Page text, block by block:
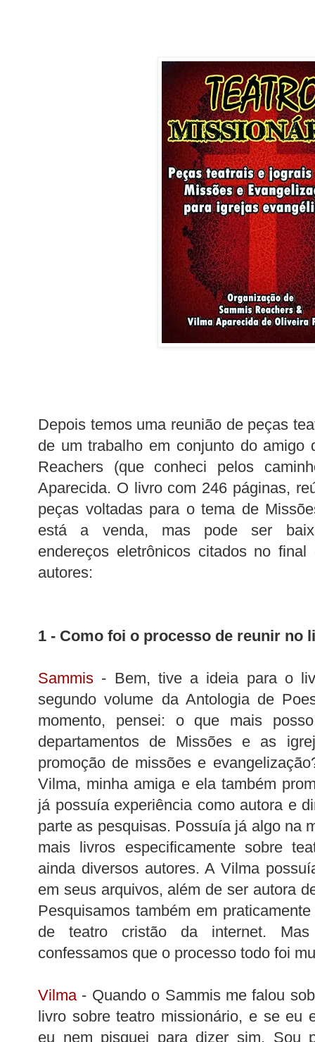
Depois temos uma reunião de peças
de um trabalho em conjunto do amigo
Reachers (que conheci pelos
Aparecida. O livro com 246 páginas,
peças voltadas para o tema de
está a venda, mas pode ser
endereços eletrônicos citados no
autores:
1 - Como foi o processo de reunir no
Sammis - Bem, tive a ideia para o
segundo volume da Antologia de
momento, pensei: o que mais
departamentos de Missões e as
promoção de missões e
Vilma, minha amiga e ela também
já possuía experiência como autora e
parte as pesquisas. Possuía já algo na
mais livros especificamente sobre
ainda diversos autores. A Vilma
em seus arquivos, além de ser autora
Pesquisamos também em
de teatro cristão da internet. Mas
confessamos que o processo todo foi
Vilma- Quando o Sammis me falou
livro sobre teatro missionário, e se eu
eu nem pisquei para dizer sim. Sou